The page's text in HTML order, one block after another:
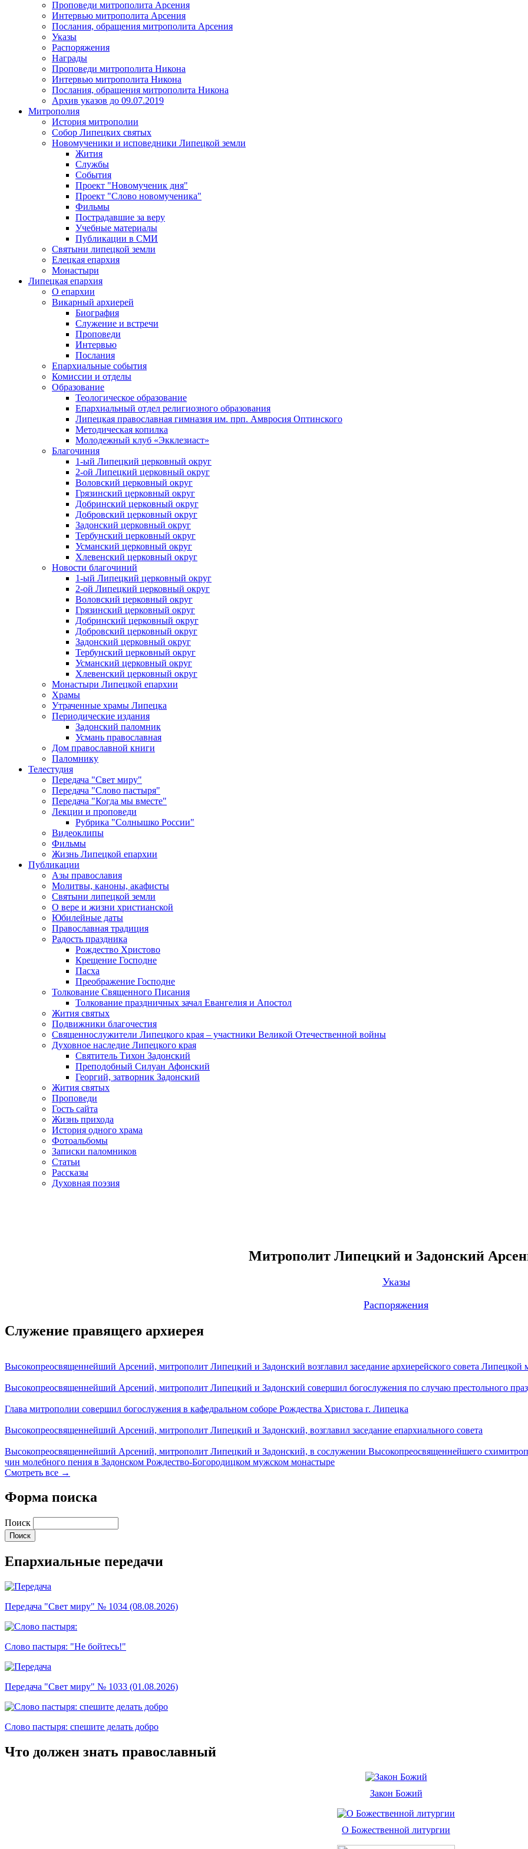
Проповеди митрополита Арсения
Интервью митрополита Арсения
Послания, обращения митрополита Арсения
Указы
Распоряжения
Награды
Проповеди митрополита Никона
Интервью митрополита Никона
Послания, обращения митрополита Никона
Архив указов до 09.07.2019
Митрополия
История митрополии
Собор Липецких святых
Новомученики и исповедники Липецкой земли
Жития
Службы
События
Проект "Новомученик дня"
Проект "Слово новомученика"
Фильмы
Пострадавшие за веру
Учебные материалы
Публикации в СМИ
Святыни липецкой земли
Елецкая епархия
Монастыри
Липецкая епархия
О епархии
Викарный архиерей
Биография
Служение и встречи
Проповеди
Интервью
Послания
Епархиальные события
Комиссии и отделы
Образование
Теологическое образование
Епархиальный отдел религиозного образования
Липецкая православная гимназия им. прп. Амвросия Оптинского
Методическая копилка
Молодежный клуб «Экклезиаст»
Благочиния
1-ый Липецкий церковный округ
2-ой Липецкий церковный округ
Воловский церковный округ
Грязинский церковный округ
Добринский церковный округ
Добровский церковный округ
Задонский церковный округ
Тербунский церковный округ
Усманский церковный округ
Хлевенский церковный округ
Новости благочиний
1-ый Липецкий церковный округ
2-ой Липецкий церковный округ
Воловский церковный округ
Грязинский церковный округ
Добринский церковный округ
Добровский церковный округ
Задонский церковный округ
Тербунский церковный округ
Усманский церковный округ
Хлевенский церковный округ
Монастыри Липецкой епархии
Храмы
Утраченные храмы Липецка
Периодические издания
Задонский паломник
Усмань православная
Дом православной книги
Паломнику
Телестудия
Передача "Свет миру"
Передача "Слово пастыря"
Передача "Когда мы вместе"
Лекции и проповеди
Рубрика "Солнышко России"
Видеоклипы
Фильмы
Жизнь Липецкой епархии
Публикации
Азы православия
Молитвы, каноны, акафисты
Святыни липецкой земли
О вере и жизни христианской
Юбилейные даты
Православная традиция
Радость праздника
Рождество Христово
Крещение Господне
Пасха
Преображение Господне
Толкование Священного Писания
Толкование праздничных зачал Евангелия и Апостол
Жития святых
Подвижники благочестия
Священнослужители Липецкого края – участники Великой Отечественной войны
Духовное наследие Липецкого края
Святитель Тихон Задонский
Преподобный Силуан Афонский
Георгий, затворник Задонский
Жития святых
Проповеди
Гость сайта
Жизнь прихода
История одного храма
Фотоальбомы
Записки паломников
Статьи
Рассказы
Духовная поэзия
Митрополит Липецкий и Задонский
Указы
Распоряжения
Служение правящего архиерея
Высокопреосвященнейший Арсений, митрополит Липецкий и Задонский возглавил заседание архиерейского совета Липецкой
Высокопреосвященнейший Арсений, митрополит Липецкий и Задонский совершил богослужения по случаю престольного
Глава митрополии совершил богослужения в кафедральном соборе Рождества Христова г. Липецка
Высокопреосвященнейший Арсений, митрополит Липецкий и Задонский, возглавил заседание епархиального совета
Высокопреосвященнейший Арсений, митрополит Липецкий и Задонский, в сослужении Высокопреосвященнейшего
чин молебного пения в Задонском Рождество-Богородицком мужском монастыре
Смотреть все →
Форма поиска
Поиск
Епархиальные передачи
Передача "Свет миру" № 1034 (08.08.2026)
Слово пастыря: "Не бойтесь!"
Передача "Свет миру" № 1033 (01.08.2026)
Слово пастыря: спешите делать добро
Что должен знать православный
Закон Божий
О Божественной литургии